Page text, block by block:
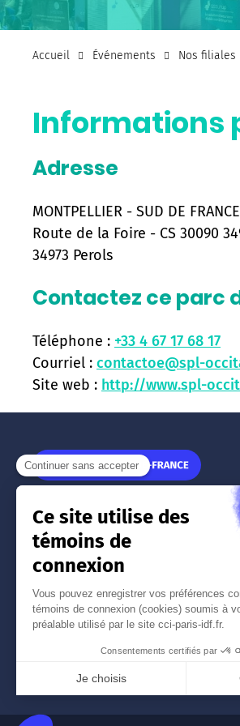
Accueil Événements Nos filiales
Informations
Adresse
MONTPELLIER - SUD DE
Route de la Foire - CS 30090
34973 Perols
Contactez ce parc
Téléphone : +33 4 67 17 68 17
Courriel : contactoe@spl-
Site web : http://www.spl-
11 rue Léon Jouhaux
75010Paris
01 55 65 44 44
(prix d'un appel local)
Nos implantations à Paris
et en Île-de-France